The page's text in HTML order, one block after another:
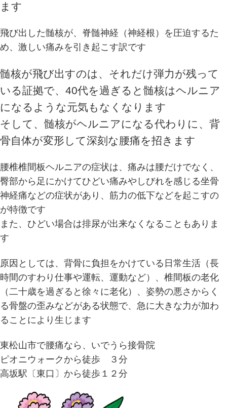
ます
飛び出した髄核が、脊髄神経（神経根）を圧迫するた
め、激しい痛みを引き起こす訳です
髄核が飛び出すのは、それだけ弾力が残って
いる証拠で、40代を過ぎると髄核はヘルニア
になるような元気もなくなります
そして、髄核がヘルニアになる代わりに、背
骨自体が変形して深刻な腰痛を招きます
腰椎椎間板ヘルニアの症状は、痛みは腰だけでなく、
臀部から足にかけてひどい痛みやしびれを感じる坐骨
神経痛などの症状があり、筋力の低下などを起こすの
が特徴です
また、ひどい場合は排尿が出来なくなることもありま
す
原因としては、背骨に負担をかけている日常生活（長
時間のすわり仕事や運転、運動など）、椎間板の老化
（二十歳を過ぎると徐々に老化）、姿勢の悪さからく
る骨盤の歪みなどがある状態で、急に大きな力が加わ
ることにより生じます
東松山市で腰痛なら、いでうら接骨院
ピオニウォークから徒歩 ３分
高坂駅〔東口〕から徒歩１２分